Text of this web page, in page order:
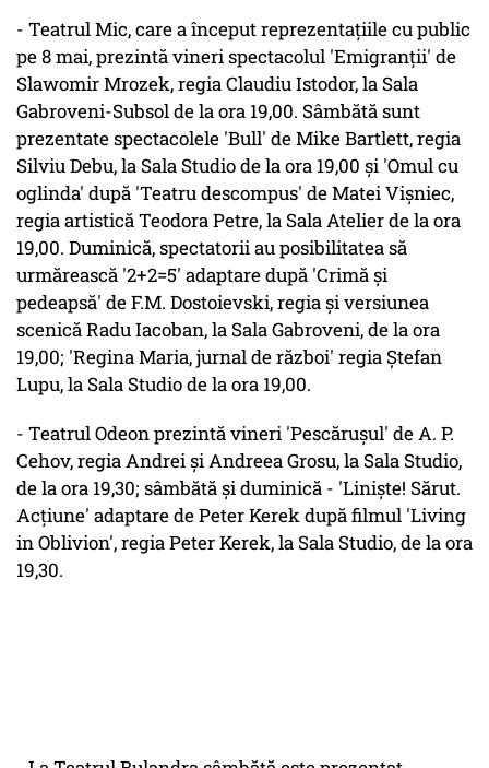
- Teatrul Mic, care a început reprezentaţiile cu public
pe 8 mai, prezintă vineri spectacolul 'Emigranţii' de
Slawomir Mrozek, regia Claudiu Istodor, la Sala
Gabroveni-Subsol de la ora 19,00. Sâmbătă sunt
prezentate spectacolele 'Bull' de Mike Bartlett, regia
Silviu Debu, la Sala Studio de la ora 19,00 şi 'Omul cu
oglinda' după 'Teatru descompus' de Matei Vişniec,
regia artistică Teodora Petre, la Sala Atelier de la ora
19,00. Duminică, spectatorii au posibilitatea să
urmărească '2+2=5' adaptare după 'Crimă şi
pedeapsă' de F.M. Dostoievski, regia şi versiunea
scenică Radu Iacoban, la Sala Gabroveni, de la ora
19,00; 'Regina Maria, jurnal de război' regia Ştefan
Lupu, la Sala Studio de la ora 19,00.
- Teatrul Odeon prezintă vineri 'Pescăruşul' de A. P.
Cehov, regia Andrei şi Andreea Grosu, la Sala Studio,
de la ora 19,30; sâmbătă şi duminică - 'Linişte! Sărut.
Acţiune' adaptare de Peter Kerek după filmul 'Living
in Oblivion', regia Peter Kerek, la Sala Studio, de la ora
19,30.